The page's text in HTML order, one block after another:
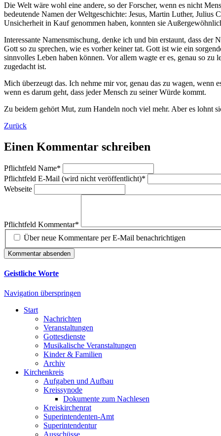
Die Welt wäre wohl eine andere, so der Forscher, wenn es nicht
bedeutende Namen der Weltgeschichte: Jesus, Martin Luther,
Unsicherheit in Kauf genommen haben, konnten sie
Interessante Namensmischung, denke ich und bin erstaunt, dass der
Gott so zu sprechen, wie es vorher keiner tat. Gott ist wie ein
sinnvolles Leben haben können. Vor allem wagte er es, genau so zu
zugedacht ist.
Mich überzeugt das. Ich nehme mir vor, genau das zu wagen,
wenn es darum geht, dass jeder Mensch zu seiner Würde kommt.
Zu beidem gehört Mut, zum Handeln noch viel mehr. Aber es lohnt
Zurück
Einen Kommentar schreiben
Pflichtfeld Name*
Pflichtfeld E-Mail (wird nicht veröffentlicht)*
Webseite
Pflichtfeld Kommentar*
Über neue Kommentare per E-Mail benachrichtigen
Kommentar absenden
Geistliche Worte
Navigation überspringen
Start
Nachrichten
Veranstaltungen
Gottesdienste
Musikalische Veranstaltungen
Kinder & Familien
Archiv
Kirchenkreis
Aufgaben und Aufbau
Kreissynode
Dokumente zum Nachlesen
Kreiskirchenrat
Superintendenten-Amt
Superintendentur
Ausschüsse